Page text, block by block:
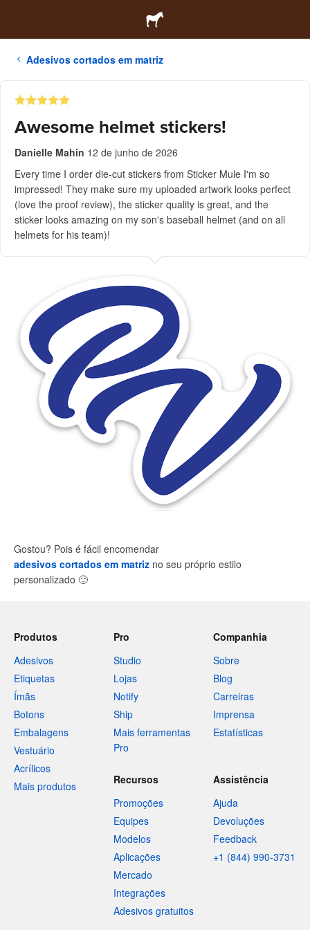
Adesivos cortados em matriz
Awesome helmet stickers!
Danielle Mahin 12 de junho de 2026
Every time I order die-cut stickers from Sticker Mule I'm so
impressed! They make sure my uploaded artwork looks perfect
(love the proof review), the sticker quality is great, and the
sticker looks amazing on my son's baseball helmet (and on all
helmets for his team)!
Gostou? Pois é fácil encomendar
adesivos cortados em matriz no seu próprio estilo
personalizado 🙂
Produtos
Adesivos
Etiquetas
Ímãs
Botons
Embalagens
Vestuário
Acrílicos
Mais produtos
Pro
Studio
Lojas
Notify
Ship
Mais ferramentas
Pro
Companhia
Sobre
Blog
Carreiras
Imprensa
Estatísticas
Recursos
Promoções
Equipes
Modelos
Aplicações
Mercado
Integrações
Adesivos gratuitos
Assistência
Ajuda
Devoluções
Feedback
+1 (844) 990-3731